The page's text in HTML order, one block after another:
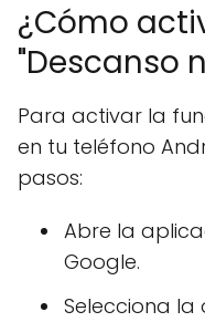
¿Cómo
"Descanso
Para activar la
en tu teléfono
pasos:
Abre la
Google.
Selecciona la